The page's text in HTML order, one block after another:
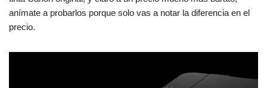
anímate a probarlos porque solo vas a notar la diferencia en el
precio.